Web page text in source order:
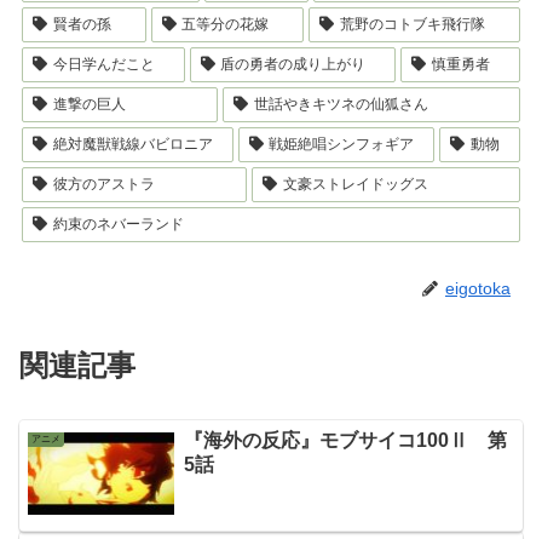
賢者の孫 五等分の花嫁 荒野のコトブキ飛行隊
今日学んだこと 盾の勇者の成り上がり 慎重勇者
進撃の巨人 世話やきキツネの仙狐さん
絶対魔獣戦線バビロニア 戦姫絶唱シンフォギア 動物
彼方のアストラ 文豪ストレイドッグス
約束のネバーランド
eigotoka
関連記事
アニメ
『海外の反応』モブサイコ100Ⅱ 第
5話